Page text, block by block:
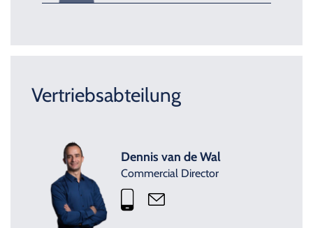
Vertriebsabteilung
Dennis van de Wal
Commercial Director